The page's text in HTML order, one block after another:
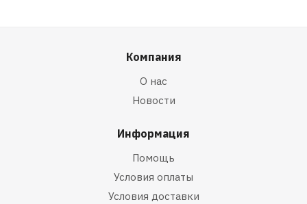
Компания
О нас
Новости
Информация
Помощь
Условия оплаты
Условия доставки